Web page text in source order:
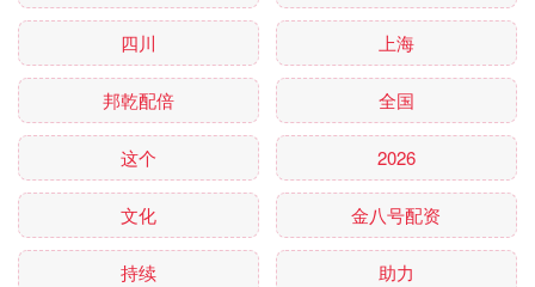
四川 上海
邦乾配倍 全国
这个 2026
文化 金八号配资
持续 助力